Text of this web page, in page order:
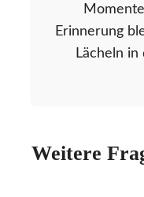
Erinnerung
Lächeln
Weitere